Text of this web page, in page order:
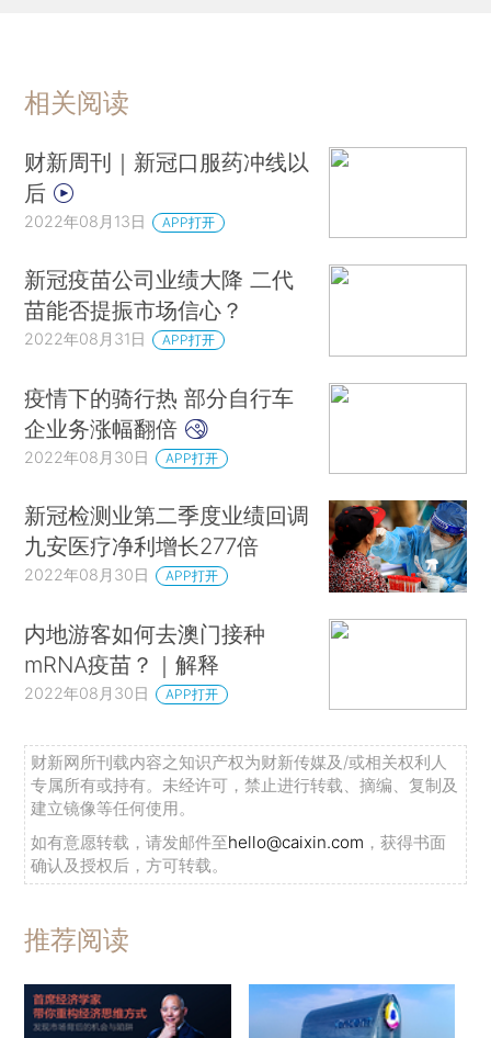
相关阅读
财新周刊｜新冠口服药冲线以
后
2022年08月13日 APP打开
新冠疫苗公司业绩大降 二代
苗能否提振市场信心？
2022年08月31日 APP打开
疫情下的骑行热 部分自行车
企业务涨幅翻倍
2022年08月30日 APP打开
新冠检测业第二季度业绩回调
九安医疗净利增长277倍
2022年08月30日 APP打开
内地游客如何去澳门接种
mRNA疫苗？｜解释
2022年08月30日 APP打开
财新网所刊载内容之知识产权为财新传媒及/或相关权利人
专属所有或持有。未经许可，禁止进行转载、摘编、复制及
建立镜像等任何使用。
如有意愿转载，请发邮件至hello@caixin.com ，获得书面
确认及授权后，方可转载。
推荐阅读